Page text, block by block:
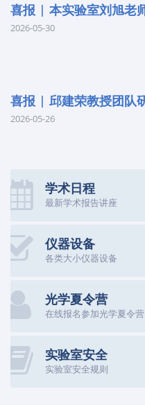
喜报 | 本实验室刘旭老
2026-05-30
喜报 | 邱建荣教授团队
2026-05-26
学术日程
最新学术报告讲座
仪器设备
各类大小仪器设备
光学夏令营
在线报名参加光学夏令营
实验室安全
实验室安全规则